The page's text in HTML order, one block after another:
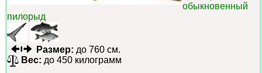
обыкновенный
пилорыд
Размер: до 760 см.
Вес: до 450 килограмм